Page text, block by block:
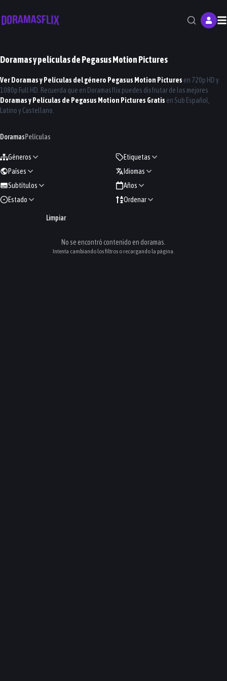
Doramas y películas dePegasus Motion Pictures
Ver Doramas y Películas del género Pegasus Motion Pictures en 720p HD y
1080p Full HD. Recuerda que en Doramasflix puedes disfrutar de los mejores
Doramas y Películas de Pegasus Motion Pictures Gratis en Sub Español,
Latino y Castellano.
DoramasPelículas
Géneros
Etiquetas
Países
Idiomas
Subtítulos
Años
Estado
Ordenar
Limpiar
No se encontró contenido endoramas
Intenta cambiando los filtros o recargando la página.